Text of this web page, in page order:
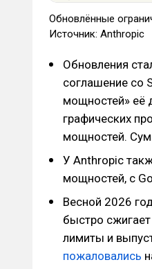
Обновлённые
Источник: Anthropic
Обновления
соглашение со
мощностей» её
графических
мощностей.
У Anthropic
мощностей, с
Весной 2026
быстро
лимиты и
пожаловались